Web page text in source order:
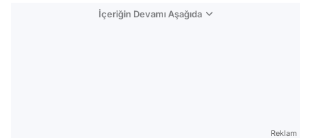
İçeriğin Devamı Aşağıda
Reklam